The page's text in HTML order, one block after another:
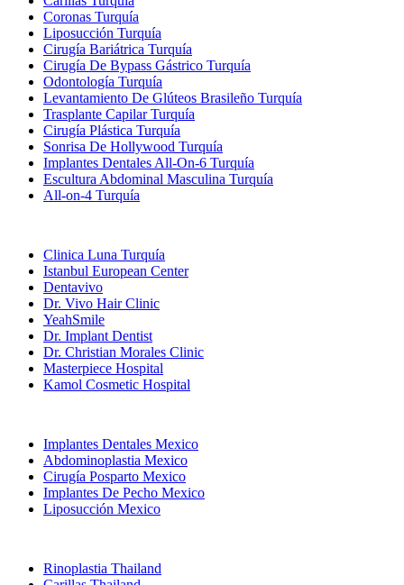
Coronas Turquía
Liposucción Turquía
Cirugía Bariátrica Turquía
Cirugía De Bypass Gástrico Turquía
Odontología Turquía
Levantamiento De Glúteos Brasileño Turquía
Trasplante Capilar Turquía
Cirugía Plástica Turquía
Sonrisa De Hollywood Turquía
Implantes Dentales All-On-6 Turquía
Escultura Abdominal Masculina Turquía
All-on-4 Turquía
Clinica Luna Turquía
Istanbul European Center
Dentavivo
Dr. Vivo Hair Clinic
YeahSmile
Dr. Implant Dentist
Dr. Christian Morales Clinic
Masterpiece Hospital
Kamol Cosmetic Hospital
Implantes Dentales Mexico
Abdominoplastia Mexico
Cirugía Posparto Mexico
Implantes De Pecho Mexico
Liposucción Mexico
Rinoplastia Thailand